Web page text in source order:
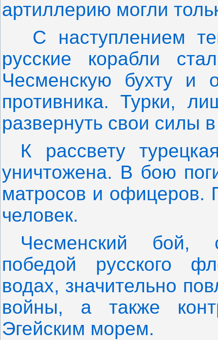
артиллерию могли
С наступлением
русские корабли
Чесменскую бухту и
противника. Турки,
развернуть свои силы
К рассвету
уничтожена. В бою
матросов и офицеров.
человек.
Чесменский бой,
победой русского
водах, значительно
войны, а также
Эгейским морем.